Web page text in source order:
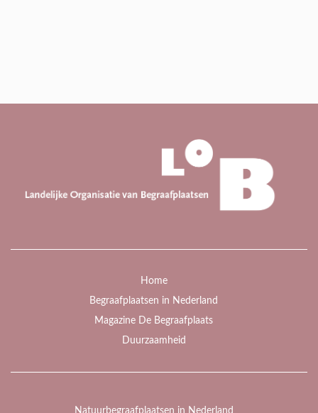
Home
Begraafplaatsen in Nederland
Magazine De Begraafplaats
Duurzaamheid
Natuurbegraafplaatsen in Nederland